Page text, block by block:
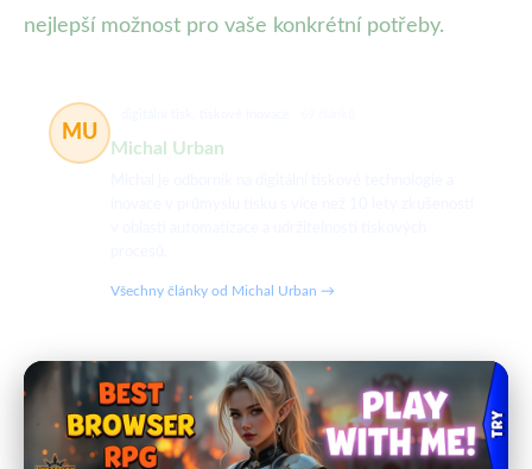
nejlepší možnost pro vaše konkrétní potřeby.
MU
Michal Urban
Všechny články od Michal Urban →